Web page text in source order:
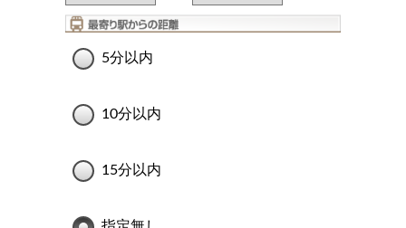
5分以内
10分以内
15分以内